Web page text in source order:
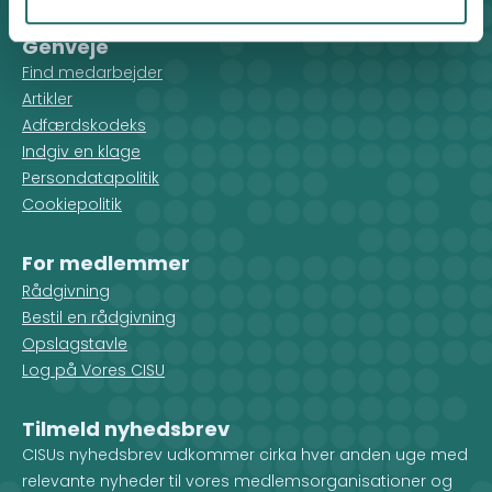
Genveje
Find medarbejder
Artikler
Adfærdskodeks
Indgiv en klage
Persondatapolitik
Cookiepolitik
For medlemmer
Rådgivning
Bestil en rådgivning
Opslagstavle
Log på Vores CISU
Tilmeld nyhedsbrev
CISUs nyhedsbrev udkommer cirka hver anden uge med
relevante nyheder til vores medlemsorganisationer og